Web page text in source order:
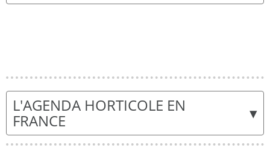
▾
L'AGENDA HORTICOLE EN
FRANCE